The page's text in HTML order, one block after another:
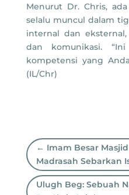
Menurut Dr. Chris,
selalu muncul dalam
internal dan eksternal,
dan komunikasi.
kompetensi yang
(IL/Chr)
← Imam Besar
Madrasah Sebarkan
Ulugh Beg: Sebuah